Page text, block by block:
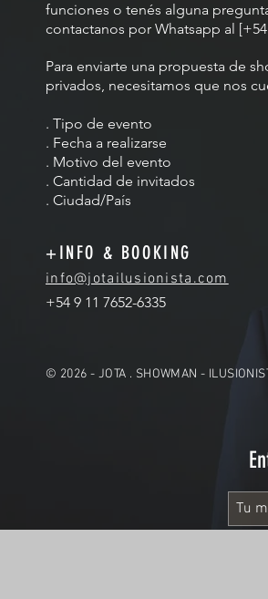
funciones o tenés alguna
contactanos por Whatsapp al [+54
Para enviarte una propuesta de
privados, necesitamos que nos
. Tipo de evento
. Fecha a realizarse
. Motivo del evento
. Cantidad de invitados
. Ciudad/País
+INFO & BOOKING
info@jotailusionista.com
+54 9 11 7652-6335
© 2026 - JOTA . SHOWMAN -